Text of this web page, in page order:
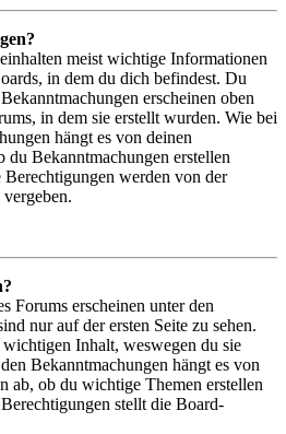
meist wichtige Informationen
in dem du dich befindest. Du
erscheinen oben
in dem sie erstellt wurden. Wie bei
hängt es von deinen
du Bekanntmachungen erstellen
werden von der
Forums erscheinen unter den
nur auf der ersten Seite zu sehen.
wichtigen Inhalt, weswegen du sie
Bekanntmachungen hängt es von
ab, ob du wichtige Themen erstellen
stellt die Board-